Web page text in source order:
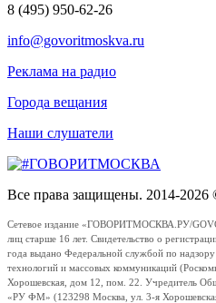
8 (495) 950-62-26
info@govoritmoskva.ru
Реклама на радио
Города вещания
Наши слушатели
Все права защищены. 2014-2026
Сетевое издание «ГОВОРИТМОСКВА.РУ/
лиц старше 16 лет. Свидетельство о
года выдано Федеральной службой по
технологий и массовых коммуникаций
Хорошевская, дом 12, пом. 22. Учредитель
«РУ ФМ» (123298 Москва, ул. 3-я